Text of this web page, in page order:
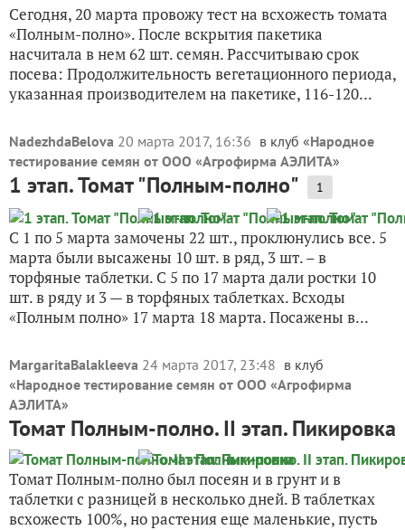
Сегодня, 20 марта провожу тест на всхожесть томата
«Полным-полно». После вскрытия пакетика
насчитала в нем 62 шт. семян. Рассчитываю срок
посева: Продолжительность вегетационного периода,
указанная производителем на пакетике, 116-120...
NadezhdaBelova 20 марта 2017, 16:36 в клуб «Народное
тестирование семян от ООО «Агрофирма АЭЛИТА»
1 этап. Томат "Полным-полно" 1
С 1 по 5 марта замочены 22 шт., проклюнулись все. 5
марта были высажены 10 шт. в ряд, 3 шт. – в
торфяные таблетки. С 5 по 17 марта дали ростки 10
шт. в ряду и 3 — в торфяных таблетках. Всходы
«Полным полно» 17 марта 18 марта. Посажены в...
MargaritaBalakleeva 24 марта 2017, 23:48 в клуб
«Народное тестирование семян от ООО «Агрофирма
АЭЛИТА»
Томат Полным-полно. II этап. Пикировка
Томат Полным-полно был посеян и в грунт и в
таблетки с разницей в несколько дней. В таблетках
всхожесть 100%, но растения еще маленькие, пусть